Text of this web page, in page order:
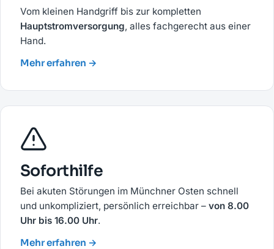
Vom kleinen Handgriff bis zur kompletten
Hauptstromversorgung, alles fachgerecht aus einer
Hand.
Mehr erfahren →
Soforthilfe
Bei akuten Störungen im Münchner Osten schnell
und unkompliziert, persönlich erreichbar – von 8.00
Uhr bis 16.00 Uhr.
Mehr erfahren →